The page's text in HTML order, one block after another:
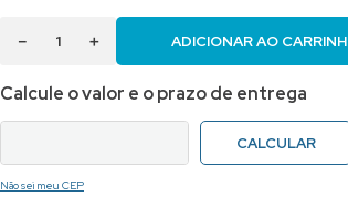
＋
－ ADICIONAR AO
Não sei meu CEP